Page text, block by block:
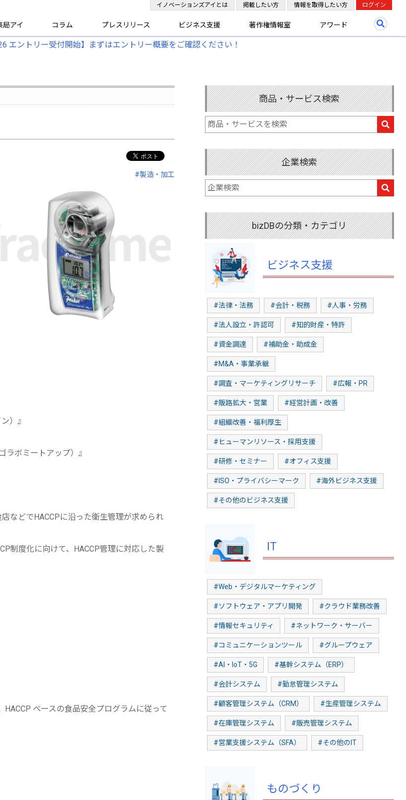
局アイ コラム プレスリリース ビジネス支援 著作権情報室 アワード
イノベーションズアイとは 掲載したい方 情報を取得したい方 ログイン
エントリー受付開始】まずはエントリー概要をご確認ください！
#製造・加工
）』
ラボミートアップ）』
などでHACCPに沿った衛生管理が求められ
制度化に向けて、HACCP管理に対応した製
ベースの⾷品安全プログラムに従って
商品・サービス検索
企業検索
bizDBの分類・カテゴリ
ビジネス支援
#法律・法務 #会計・税務 #人事・労務
#法人設立・許認可 #知的財産・特許
#資金調達 #補助金・助成金
#M&A・事業承継
#調査・マーケティングリサーチ #広報・PR
#販路拡大・営業 #経営計画・改善
#組織改善・福利厚生
#ヒューマンリソース・採用支援
#研修・セミナー #オフィス支援
#ISO・プライバシーマーク #海外ビジネス支援
#その他のビジネス支援
IT
#Web・デジタルマーケティング
#ソフトウェア・アプリ開発 #クラウド業務改善
#情報セキュリティ #ネットワーク・サーバー
#コミュニケーションツール #グループウェア
#AI・IoT・5G #基幹システム（ERP）
#会計システム #勤怠管理システム
#顧客管理システム（CRM） #生産管理システム
#在庫管理システム #販売管理システム
#営業支援システム（SFA） #その他のIT
ものづくり